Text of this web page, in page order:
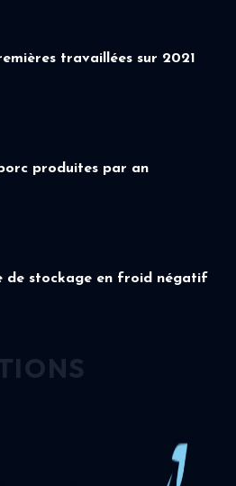
travaillées sur 2021
produites par an
de stockage en froid négatif